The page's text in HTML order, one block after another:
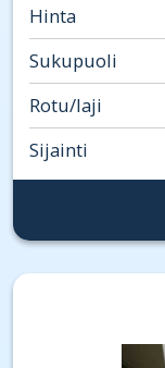
Hinta
Sukupuoli
Rotu/laji
Sijainti